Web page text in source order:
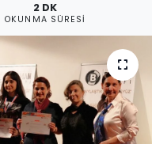
2 DK
OKUNMA SÜRESI